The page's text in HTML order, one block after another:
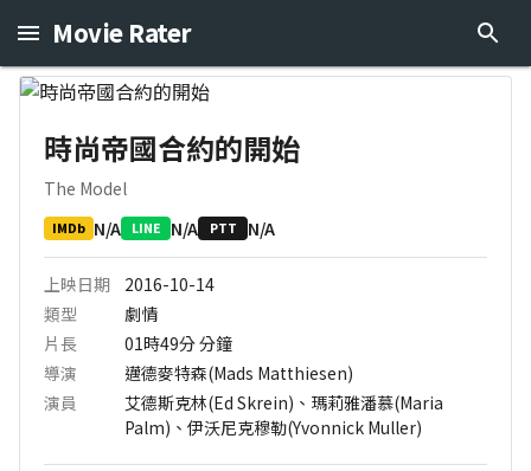
Movie Rater
時尚帝國合約的開始
The Model
IMDb N/A LINE N/A PTT N/A
上映日期
2016-10-14
類型
劇情
片長
01時49分分鐘
導演
邁德麥特森(Mads Matthiesen)
演員
艾德斯克林(Ed Skrein)、瑪莉雅潘慕(Maria
Palm)、伊沃尼克穆勒(Yvonnick Muller)